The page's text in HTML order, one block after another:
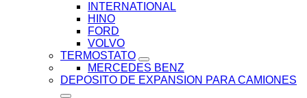
INTERNATIONAL
HINO
FORD
VOLVO
TERMOSTATO
MERCEDES BENZ
DEPOSITO DE EXPANSION PARA CAMIONES